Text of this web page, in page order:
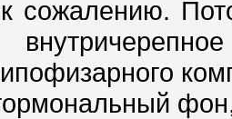
сожалению.